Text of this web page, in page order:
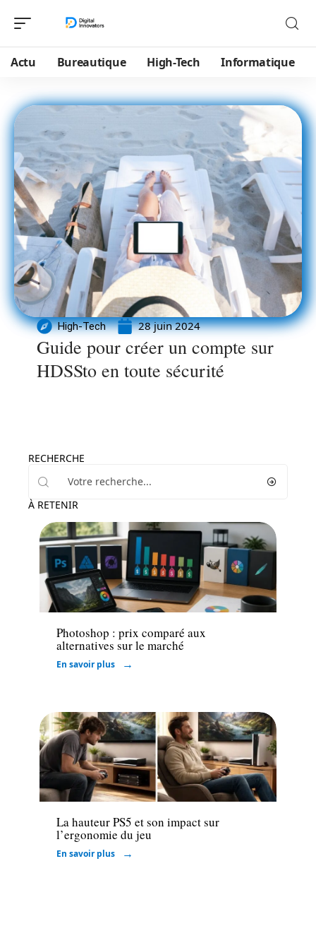
Actu Bureautique High-Tech Informatique
High-Tech 28 juin 2024
Guide pour créer un compte sur
HDSSto en toute sécurité
RECHERCHE
À RETENIR
High-Tech
Photoshop : prix comparé aux
alternatives sur le marché
En savoir plus
High-Tech
La hauteur PS5 et son impact sur
l’ergonomie du jeu
En savoir plus